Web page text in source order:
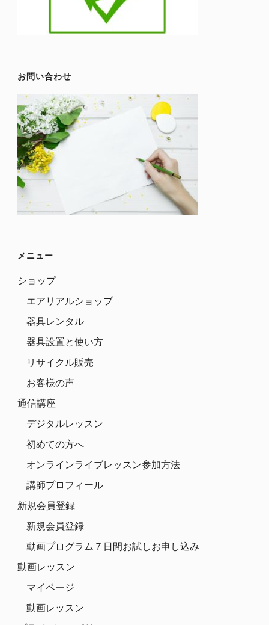
お問い合わせ
メニュー
ショップ
エアリアルショップ
器具レンタル
器具設置と使い方
リサイクル販売
お客様の声
通信講座
デジタルレッスン
初めての方へ
オンラインライブレッスン参加方法
講師プロフィール
新規会員登録
新規会員登録
動画プログラム７日間お試しお申し込み
動画レッスン
マイページ
動画レッスン